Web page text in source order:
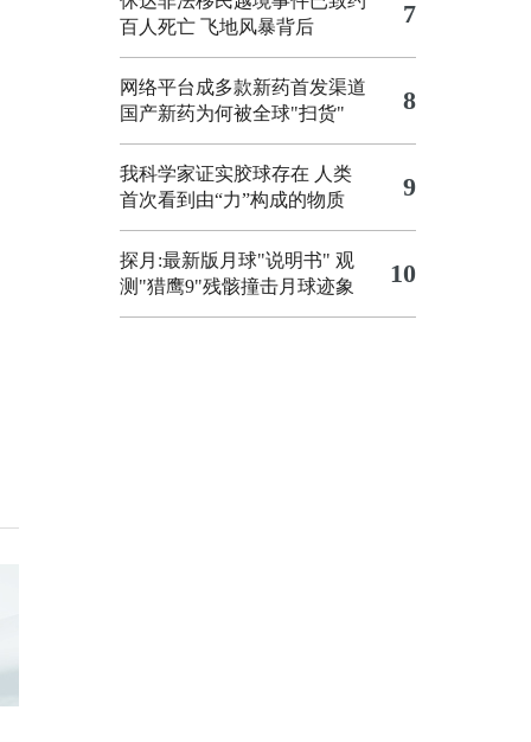
百人死亡 飞地风暴背后 7
网络平台成多款新药首发渠道
国产新药为何被全球"扫货"
8
我科学家证实胶球存在 人类
首次看到由“力”构成的物质
9
探月:最新版月球"说明书" 观
测"猎鹰9"残骸撞击月球迹象
10